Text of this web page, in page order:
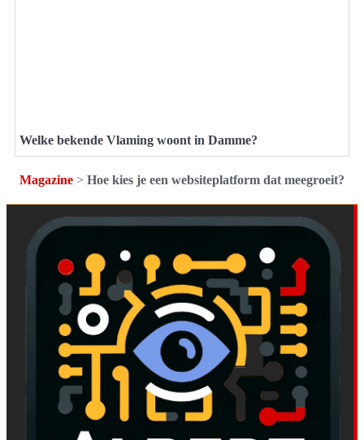
Welke bekende Vlaming woont in Damme?
Magazine > Hoe kies je een websiteplatform dat meegroeit?